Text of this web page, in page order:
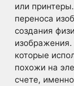
или
переноса
создания
которые
похожи на
счете,